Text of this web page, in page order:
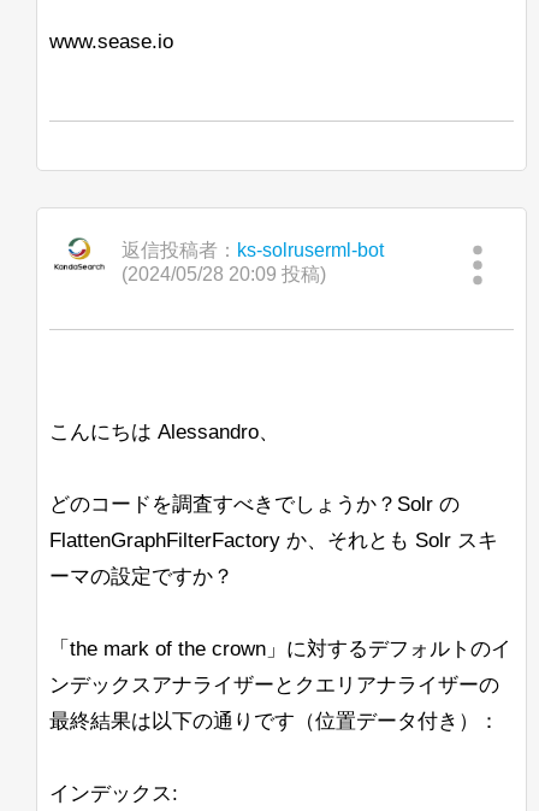
報について詳しく学ぶための良いリソー
行うことです。これにより、呼び出され
るロジックの量が減少しますが、SOLR
のスコアリングシステムが正しく考慮さ
www.sease.io
返信投稿者： ks-solruserml-bot
(2024/05/28 20:09 投稿)
こんにちは Alessandro、
どのコードを調査すべきでしょうか？Solr の
FlattenGraphFilterFactory か、それとも Solr スキ
ーマの設定ですか？
「the mark of the crown」に対するデフォルトのイ
ンデックスアナライザーとクエリアナライザーの
最終結果は以下の通りです（位置データ付き）：
インデックス: